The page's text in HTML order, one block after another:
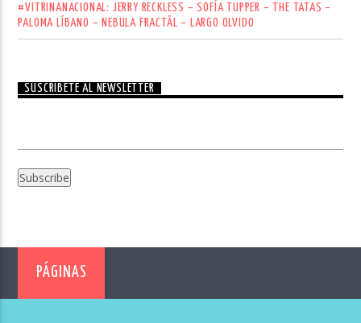
#VITRINANACIONAL: JERRY RECKLESS – SOFÍA TUPPER – THE TATAS –
PALOMA LÍBANO – NEBULA FRACTÄL – LARGO OLVIDO
SUSCRÍBETE AL NEWSLETTER
PÁGINAS